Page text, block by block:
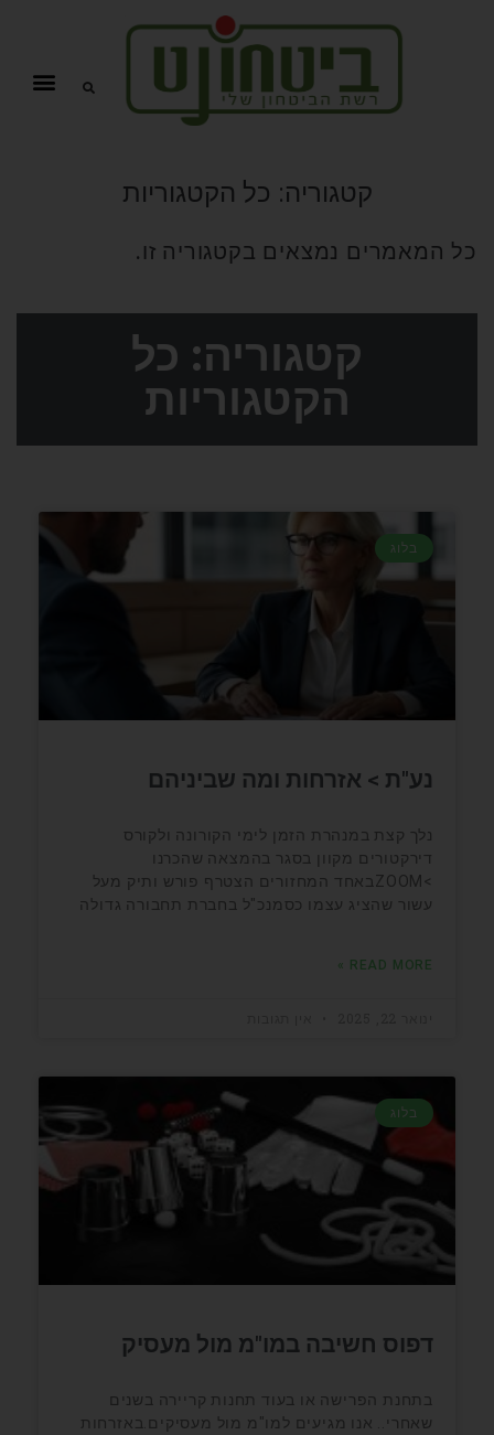
קטגוריה: כל הקטגוריות
כל המאמרים נמצאים בקטגוריה זו.
קטגוריה: כל
הקטגוריות
בלוג
נע"ת > אזרחות ומה שביניהם
נלך קצת במנהרת הזמן לימי הקורונה ולקורס
דירקטורים מקוון בסגר בהמצאה שהכרנו
>ZOOMבאחד המחזורים הצטרף פורש ותיק מעל
עשור שהציג עצמו כסמנכ"ל בחברת תחבורה גדולה
READ MORE »
בלוג
דפוס חשיבה במו"מ מול מעסיק
בתחנת הפרישה או בעוד תחנות קריירה בשנים
שאחרי.. אנו מגיעים למו"מ מול מעסיקים.באזרחות